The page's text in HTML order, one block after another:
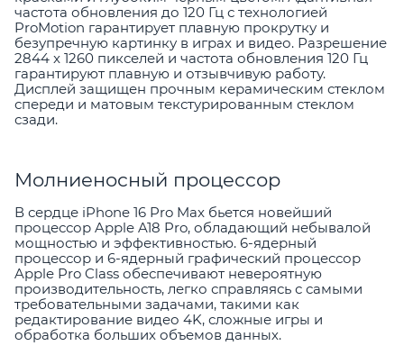
частота обновления до 120 Гц с технологией
ProMotion гарантирует плавную прокрутку и
безупречную картинку в играх и видео. Разрешение
2844 x 1260 пикселей и частота обновления 120 Гц
гарантируют плавную и отзывчивую работу.
Дисплей защищен прочным керамическим стеклом
спереди и матовым текстурированным стеклом
сзади.
Молниеносный процессор
В сердце iPhone 16 Pro Max бьется новейший
процессор Apple A18 Pro, обладающий небывалой
мощностью и эффективностью. 6-ядерный
процессор и 6-ядерный графический процессор
Apple Pro Class обеспечивают невероятную
производительность, легко справляясь с самыми
требовательными задачами, такими как
редактирование видео 4K, сложные игры и
обработка больших объемов данных.